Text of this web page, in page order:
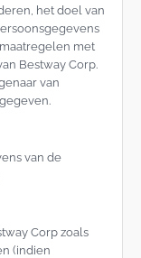
het doel van
met
Bestway Corp.
van
van de
Corp zoals
(indien